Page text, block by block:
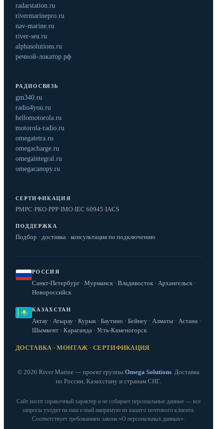
radarstation.ru
rivermarinepro.ru
nav-marine.ru
river-sea.ru
alphasolutions.ru
речной-локатор.рф
РАДИОСВЯЗЬ
gm340.ru
radio4you.ru
hellomotorola.ru
motorola-radio.ru
omegatetra.ru
omegacharge.ru
omegaintegral.ru
omegacanopy.ru
СЕРТИФИКАЦИЯ
РМРС·РКО·РРР·IMO·IEC 60945·IACS
ПОДДЕРЖКА
Подбор · доставка · консультация по подключению
РОССИЯ
Санкт-Петербург · Мурманск · Владивосток · Архангельск ·
Новороссийск
КАЗАХСТАН
Актау · Атырау · Курык · Баутино · Бейнеу · Алматы · Астана ·
Шымкент · Караганда · Усть-Каменогорск
ДОСТАВКА · МОНТАЖ · СЕРТИФИКАЦИЯ
© 2026 River Marine — проект группы Omega Solutions. Доставка
по России, Казахстану и странам СНГ.
Сайт носит справочный характер и не собирает персональные данные — все
запросы уходят на наш e‑mail напрямую из вашего почтового клиента.
Соответствует требованиям закона «О персональных данных».